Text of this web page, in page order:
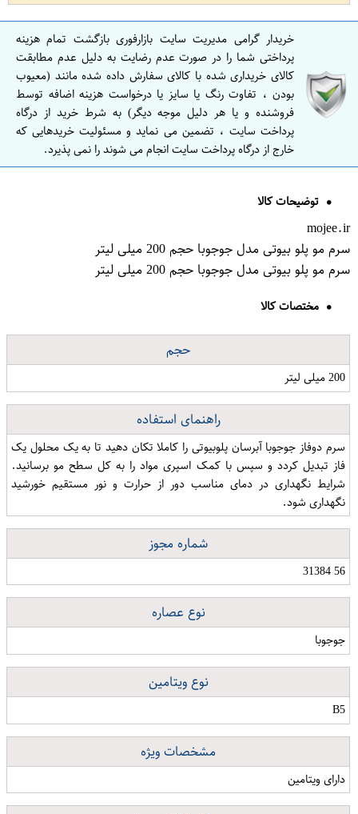
خریدار گرامی مدیریت سایت بازارفوری بازگشت تمام هزینه
پرداختی شما را در صورت عدم رضایت به دلیل عدم مطابقت
کالای خریداری شده با کالای سفارش داده شده مانند (معیوب
بودن ، تفاوت رنگ یا سایز یا درخواست هزینه اضافه توسط
فروشنده و یا هر دلیل موجه دیگر) به شرط خرید از درگاه
پرداخت سایت ، تضمین می نماید و مسئولیت خریدهایی که
خارج از درگاه پرداخت سایت انجام می شوند را نمی پذیرد.
توضیحات کالا
mojee.ir
سرم مو پلو بیوتی مدل جوجوبا حجم 200 میلی لیتر
سرم مو پلو بیوتی مدل جوجوبا حجم 200 میلی لیتر
مختصات کالا
حجم
200 میلی لیتر
راهنمای استفاده
سرم دوفاز جوجوبا آبرسان پلوبیوتی را کاملا تکان دهید تا به یک محلول یک
فاز تبدیل کردد و سپس با کمک اسپری مواد را به کل سطح مو برسانید.
شرایط نگهداری در دمای مناسب دور از حرارت و نور مستقیم خورشید
نگهداری شود.
شماره مجوز
56 31384
نوع عصاره
جوجوبا
نوع ویتامین
B5
مشخصات ویژه
دارای ویتامین